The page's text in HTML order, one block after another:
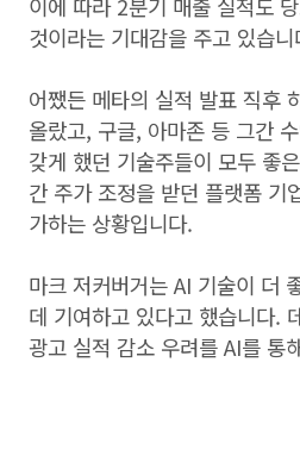
것이라는 기대감을 주고 있습니
어쨌든 메타의 실적 발표 직후
올랐고, 구글, 아마존 등 그간
갖게 했던 기술주들이 모두 좋
간 주가 조정을 받던 플랫폼 기
가하는 상황입니다.
마크 저커버거는 AI 기술이 더
데 기여하고 있다고 했습니다.
광고 실적 감소 우려를 AI를 통